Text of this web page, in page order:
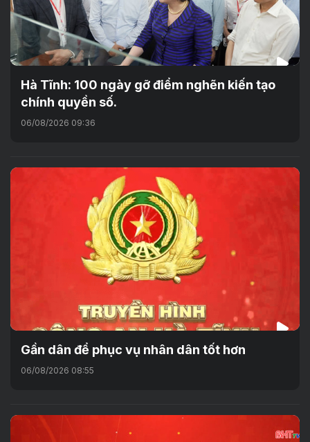
Hà Tĩnh: 100 ngày gỡ điểm nghẽn kiến tạo
chính quyền số.
06/08/2026 09:36
Gần dân để phục vụ nhân dân tốt hơn
06/08/2026 08:55